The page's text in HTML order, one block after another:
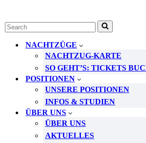
Suchen
nach …
NACHTZÜGE
NACHTZUG-KARTE
SO GEHT’S: TICKETS
POSITIONEN
UNSERE POSITIONEN
INFOS & STUDIEN
ÜBER UNS
ÜBER UNS
AKTUELLES